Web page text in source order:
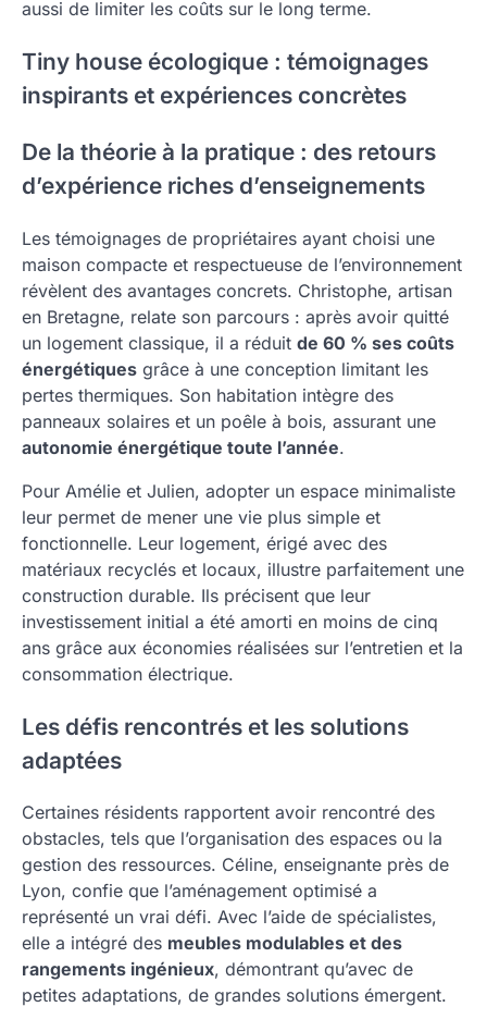
aussi de limiter les coûts sur le long terme.
Tiny house écologique : témoignages
inspirants et expériences concrètes
De la théorie à la pratique : des retours
d’expérience riches d’enseignements
Les témoignages de propriétaires ayant choisi une
maison compacte et respectueuse de l’environnement
révèlent des avantages concrets. Christophe, artisan
en Bretagne, relate son parcours : après avoir quitté
un logement classique, il a réduit de 60 % ses coûts
énergétiques grâce à une conception limitant les
pertes thermiques. Son habitation intègre des
panneaux solaires et un poêle à bois, assurant une
autonomie énergétique toute l’année.
Pour Amélie et Julien, adopter un espace minimaliste
leur permet de mener une vie plus simple et
fonctionnelle. Leur logement, érigé avec des
matériaux recyclés et locaux, illustre parfaitement une
construction durable. Ils précisent que leur
investissement initial a été amorti en moins de cinq
ans grâce aux économies réalisées sur l’entretien et la
consommation électrique.
Les défis rencontrés et les solutions
adaptées
Certaines résidents rapportent avoir rencontré des
obstacles, tels que l’organisation des espaces ou la
gestion des ressources. Céline, enseignante près de
Lyon, confie que l’aménagement optimisé a
représenté un vrai défi. Avec l’aide de spécialistes,
elle a intégré des meubles modulables et des
rangements ingénieux, démontrant qu’avec de
petites adaptations, de grandes solutions émergent.